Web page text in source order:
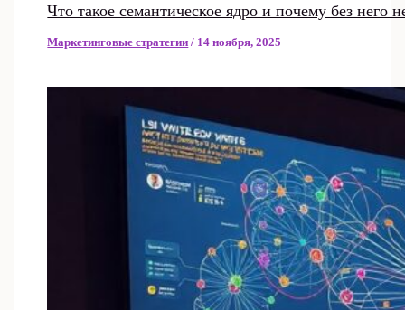
Что такое семантическое ядро и почему без него
Маркетинговые стратегии / 14 ноября, 2025